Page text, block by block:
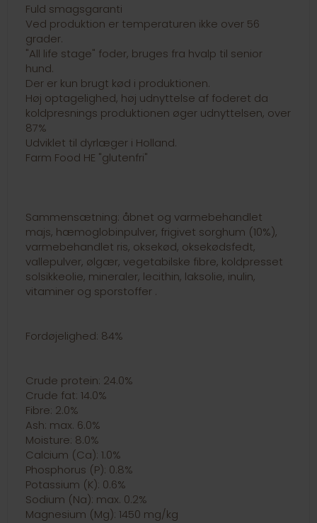
Fuld smagsgaranti
Ved produktion er temperaturen ikke over 56
grader.
"All life stage" foder, bruges fra hvalp til senior
hund.
Der er kun brugt kød i produktionen.
Høj optagelighed, høj udnyttelse af foderet da
koldpresnings produktionen øger udnyttelsen, over
87%
Udviklet til dyrlæger i Holland.
Farm Food HE "glutenfri"
Sammensætning: åbnet og varmebehandlet
majs, hæmoglobinpulver, frigivet sorghum (10%),
varmebehandlet ris, oksekød, oksekødsfedt,
vallepulver, ølgær, vegetabilske fibre, koldpresset
solsikkeolie, mineraler, lecithin, laksolie, inulin,
vitaminer og sporstoffer .
Fordøjelighed: 84%
Crude protein: 24.0%
Crude fat: 14.0%
Fibre: 2.0%
Ash: max. 6.0%
Moisture: 8.0%
Calcium (Ca): 1.0%
Phosphorus (P): 0.8%
Potassium (K): 0.6%
Sodium (Na): max. 0.2%
Magnesium (Mg): 1450 mg/kg